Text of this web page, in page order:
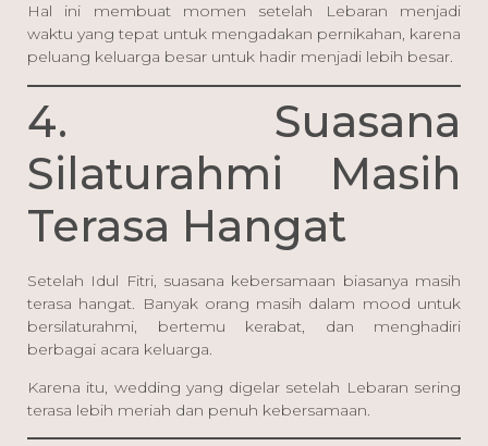
Hal ini membuat momen setelah Lebaran menjadi
waktu yang tepat untuk mengadakan pernikahan, karena
peluang keluarga besar untuk hadir menjadi lebih besar.
4. Suasana
Silaturahmi Masih
Terasa Hangat
Setelah Idul Fitri, suasana kebersamaan biasanya masih
terasa hangat. Banyak orang masih dalam mood untuk
bersilaturahmi, bertemu kerabat, dan menghadiri
berbagai acara keluarga.
Karena itu, wedding yang digelar setelah Lebaran sering
terasa lebih meriah dan penuh kebersamaan.